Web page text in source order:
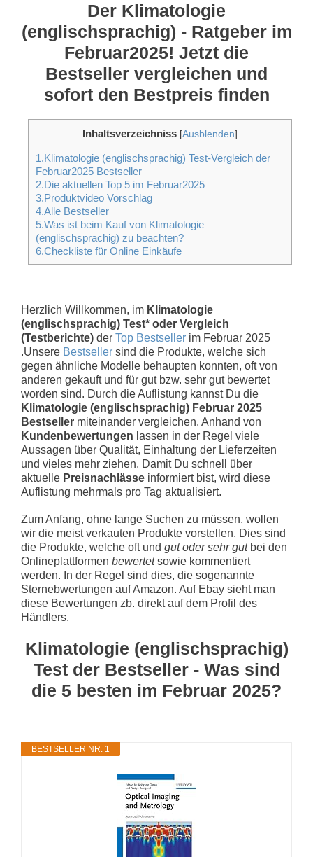
Der Klimatologie
(englischsprachig) - Ratgeber im
Februar2025! Jetzt die
Bestseller vergleichen und
sofort den Bestpreis finden
Inhaltsverzeichniss [Ausblenden]
1.Klimatologie (englischsprachig) Test-Vergleich der
Februar2025 Bestseller
2.Die aktuellen Top 5 im Februar2025
3.Produktvideo Vorschlag
4.Alle Bestseller
5.Was ist beim Kauf von Klimatologie
(englischsprachig) zu beachten?
6.Checkliste für Online Einkäufe
Herzlich Willkommen, im Klimatologie
(englischsprachig) Test* oder Vergleich
(Testberichte) der Top Bestseller im Februar 2025
.Unsere Bestseller sind die Produkte, welche sich
gegen ähnliche Modelle behaupten konnten, oft von
anderen gekauft und für gut bzw. sehr gut bewertet
worden sind. Durch die Auflistung kannst Du die
Klimatologie (englischsprachig) Februar 2025
Bestseller miteinander vergleichen. Anhand von
Kundenbewertungen lassen in der Regel viele
Aussagen über Qualität, Einhaltung der Lieferzeiten
und vieles mehr ziehen. Damit Du schnell über
aktuelle Preisnachlässe informiert bist, wird diese
Auflistung mehrmals pro Tag aktualisiert.
Zum Anfang, ohne lange Suchen zu müssen, wollen
wir die meist verkauten Produkte vorstellen. Dies sind
die Produkte, welche oft und gut oder sehr gutbei den
Onlineplattformen bewertetsowie kommentiert
werden. In der Regel sind dies, die sogenannte
Sternebwertungen auf Amazon. Auf Ebay sieht man
diese Bewertungen zb. direkt auf dem Profil des
Händlers.
Klimatologie (englischsprachig)
Test der Bestseller - Was sind
die 5 besten im Februar 2025?
BESTSELLER NR. 1